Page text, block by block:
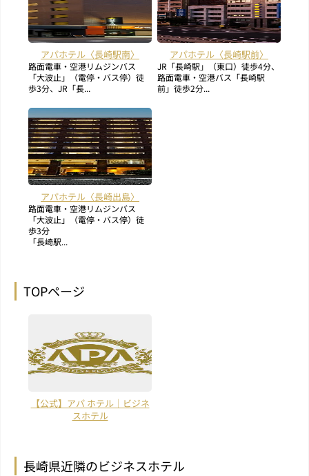
アパホテル〈長崎駅南〉
路面電車・空港リムジンバス
「大波止」（電停・バス停）徒
歩3分、JR「長...
アパホテル〈長崎駅前〉
JR「長崎駅」（東口）徒歩4分、
路面電車・空港バス「長崎駅
前」徒歩2分...
アパホテル〈長崎出島〉
路面電車・空港リムジンバス
「大波止」（電停・バス停）徒
歩3分
「長崎駅...
TOPページ
【公式】アパ ホテル｜ビジネ
スホテル
長崎県近隣のビジネスホテル